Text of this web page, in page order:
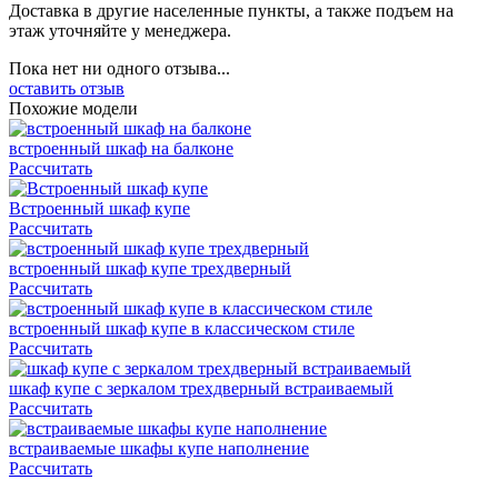
Доставка в другие населенные пункты, а также подъем на
этаж уточняйте у менеджера.
Пока нет ни одного отзыва...
оставить отзыв
Похожие модели
встроенный шкаф на балконе
Рассчитать
Встроенный шкаф купе
Рассчитать
встроенный шкаф купе трехдверный
Рассчитать
встроенный шкаф купе в классическом стиле
Рассчитать
шкаф купе с зеркалом трехдверный встраиваемый
Рассчитать
встраиваемые шкафы купе наполнение
Рассчитать